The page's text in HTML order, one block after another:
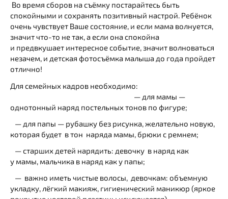
Во время сборов на съёмку постарайтесь быть
спокойными и сохранять позитивный настрой. Ребёнок
очень чувствует Ваше состояние, и если мама волнуется,
значит что-то не так, а если она спокойна
и предвкушает интересное событие, значит волноваться
незачем, и детская фотосъёмка малыша до года пройдет
отлично!
Для семейных кадров необходимо:
— для мамы —
однотонный наряд постельных тонов по фигуре;
— для папы — рубашку без рисунка, желательно новую,
которая будет в тон наряда мамы, брюки с ремнем;
— старших детей нарядить: девочку в наряд как
у мамы, мальчика в наряд как у папы;
— важно иметь чистые волосы, девочкам: объемную
укладку, лёгкий макияж, гигиенический маникюр (яркое